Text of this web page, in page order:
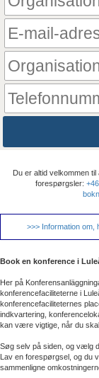
Du er altid velkommen
forespørgsler:
>>> Information om,
Book en konference i
Her på
konferencefaciliteterne i
konferencefaciliteternes
indkvartering,
kan være vigtige, når du
Søg selv på siden, og vælg
Lav en forespørgsel, og du
sammenligne